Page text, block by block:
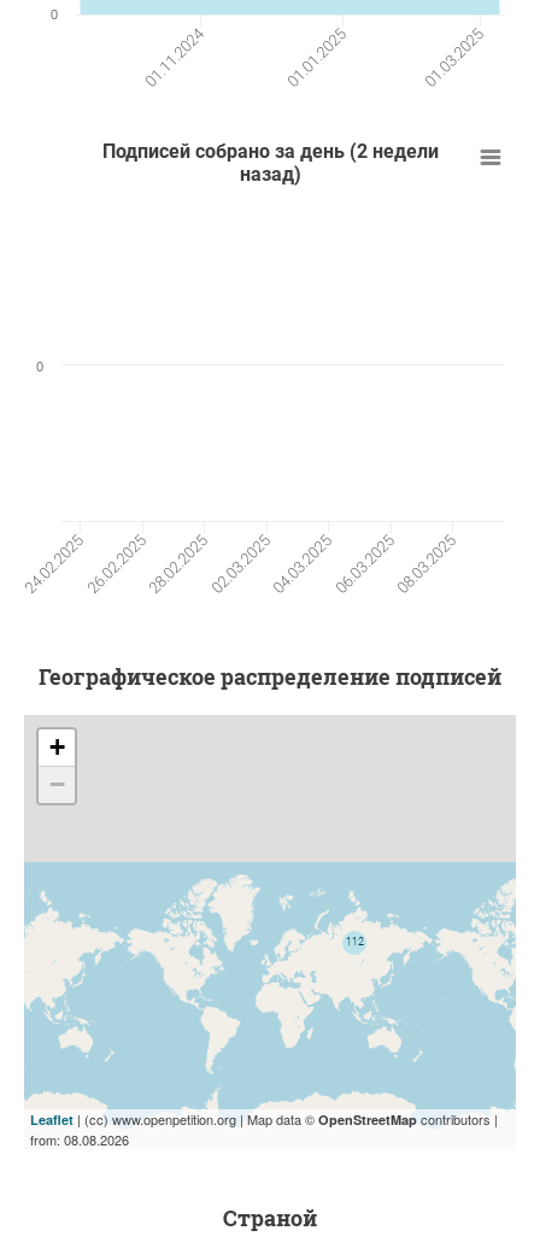
01.11.2024 01.01.2025 01.03.2025
0
Подписей собрано за день (2 недели
назад)
24.02.202526.02.202528.02.202502.03.202504.03.202506.03.202508.03.2025
0
Географическое распределение подписей
+
−
Leaflet | (cc) www.openpetition.org | Map data © OpenStreetMap contributors |
from: 08.08.2026
страной